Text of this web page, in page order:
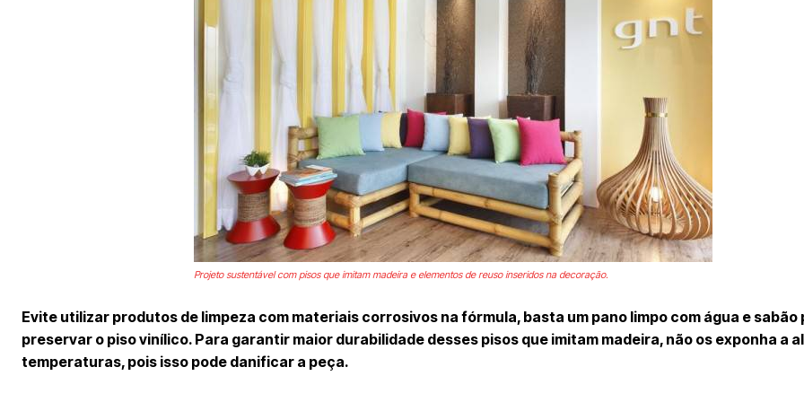
Projeto sustentável com pisos que imitam madeira e elementos de reuso inseridos na decoração.
Evite utilizar produtos de limpeza com materiais corrosivos na fórmula, basta um pano limpo com água e sabão
preservar o piso vinílico. Para garantir maior durabilidade desses pisos que imitam madeira, não os exponha a
temperaturas, pois isso pode danificar a peça.